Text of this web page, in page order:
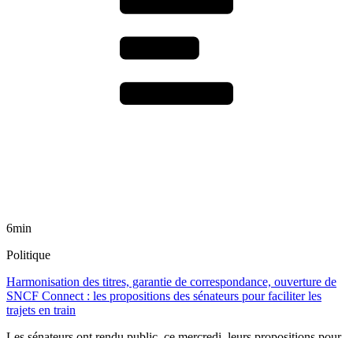
6min
Politique
Harmonisation des titres, garantie de correspondance, ouverture de
SNCF Connect : les propositions des sénateurs pour faciliter les
trajets en train